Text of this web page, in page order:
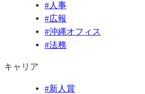
#人事
#広報
#沖縄オフィス
#法務
キャリア
#新人賞